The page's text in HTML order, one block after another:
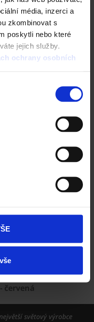
média, inzerci a
zkombinovat s
poskytli nebo které
jejich služby.
ochrany osobních
Produkty
červená
světový výrobce